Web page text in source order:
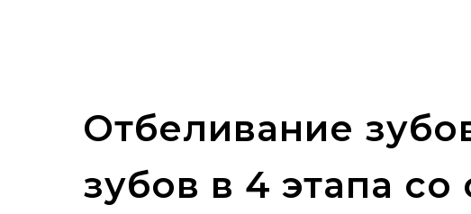
Отбеливание
зубов в 4 этапа со